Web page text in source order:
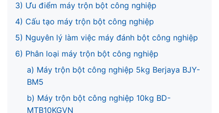
3) Ưu điểm máy trộn bột công nghiệp
4) Cấu tạo máy trộn bột công nghiệp
5) Nguyên lý làm việc máy đánh bột công nghiệp
6) Phân loại máy trộn bột công nghiệp
a) Máy trộn bột công nghiệp 5kg Berjaya BJY-
BM5
b) Máy trộn bột công nghiệp 10kg BD-
MTB10KGVN